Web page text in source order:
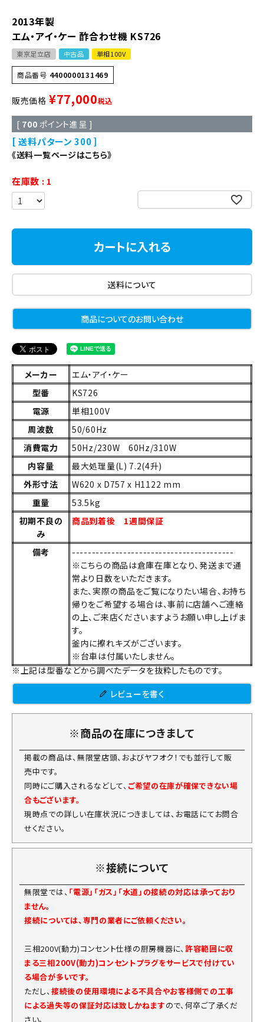
2013年製
エム・アイ・ケー 酢合わせ機 KS726
東京足立店 中古品 単相100V
商品番号 4400000131469
販売価格 ¥77,000税込
[ 700 ポイント進呈 ]
送料パターン 300
《送料一覧ページはこちら》
在庫数
1
カートに入れる
送料について
商品についてのお問い合わせ
メーカー
エム・アイ・ケー
型番
KS726
電源
単相100V
周波数
50/60Hz
消費電力
50Hz/230W 60Hz/310W
内容量
最大処理量(L) 7.2(4升)
外形寸法
W620 x D757 x H1122 mm
重量
53.5kg
初期不良の
み
商品到着後 1週間保証
備考
-----------------------------------------
※こちらの商品は倉庫在庫となり、発送まで通
常より日数をいただきます。
また、実際の商品をご覧になりたい場合、お持ち
帰りをご希望する場合は、事前に店舗へご連絡
の上、ご来店くださいますようお願い申し上げま
す。
釜内に擦れキズがございます。
※台車は付属いたしません。
※上記は型番などから調べたデータを抜粋したものです。
レビューを書く
※商品の在庫につきまして
掲載の商品は、無限堂店頭、およびヤフオク！でも並行して販
売中です。
同時にご購入されるなどして、 ご希望の在庫が確保できない場
合もございます。
現時点での詳しい在庫状況につきましては、お電話にてお問合
せください。
※接続について
無限堂では、 「電源」「ガス」「水道」の接続の対応は承っており
ません。
接続については、専門の業者にご依頼ください。
三相200V(動力)コンセント仕様の厨房機器に、許容範囲に収
まる三相200V(動力)コンセントプラグをサービスで付けてい
る場合が多いです。
ただし、接続後の使用環境による不具合やお客様側での工事
による過失等の保証対応は致しかねますので、何卒ご了承くだ
さい。